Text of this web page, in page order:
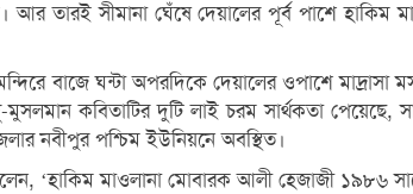
আর তারই সীমানা ঘেঁষে দেয়ালের পূর্ব পাশে
বাজে ঘন্টা অপরদিকে দেয়ালের ওপাশে
কবিতাটির দুটি লাই চরম সার্থকতা পেয়েছে,
নবীপুর পশ্চিম ইউনিয়নে অবস্থিত।
‘হাকিম মাওলানা মোবারক আলী হেজাজী ১৯৮৬ সালে